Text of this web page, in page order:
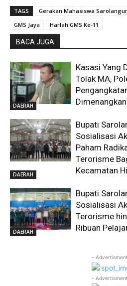
TAGS Gerakan Mahasiswa
GMS Jaya
Harlah GMS Ke-11
BACA JUGA
DAERAH
Kasasi Yang
Tolak MA,
DAERAH
Bupati
Sosialisasi
Paham
Terorisme
Kecamatan
DAERAH
Bupati
Sosialisasi
Terorisme
Ribuan
-
-